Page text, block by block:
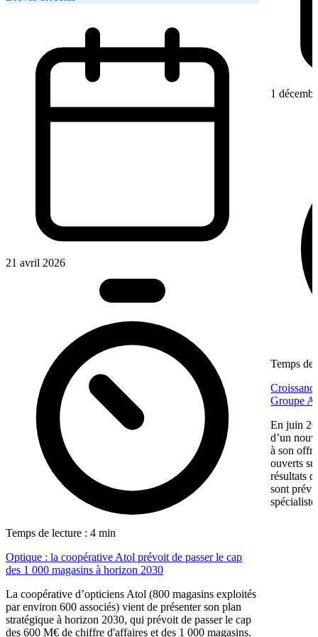
21 avril 2026
Temps de lecture : 4 min
Optique : la coopérative Atol prévoit de passer le cap
des 1 000 magasins à horizon 2030
La coopérative d’opticiens Atol (800 magasins exploités
par environ 600 associés) vient de présenter son plan
stratégique à horizon 2030, qui prévoit de passer le cap
des 600 M€ de chiffre d'affaires et des 1 000 magasins.
1
Temps de
Groupe
En juin
d’un
à son
ouverts
résultats
sont